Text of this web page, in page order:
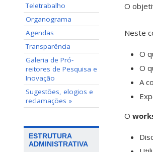
Teletrabalho
Organograma
Agendas
Transparência
Galeria de Pró-
reitores de Pesquisa e
Inovação
Sugestões, elogios e
reclamações »
ESTRUTURA
ADMINISTRATIVA
O
Neste
O
O
A
O